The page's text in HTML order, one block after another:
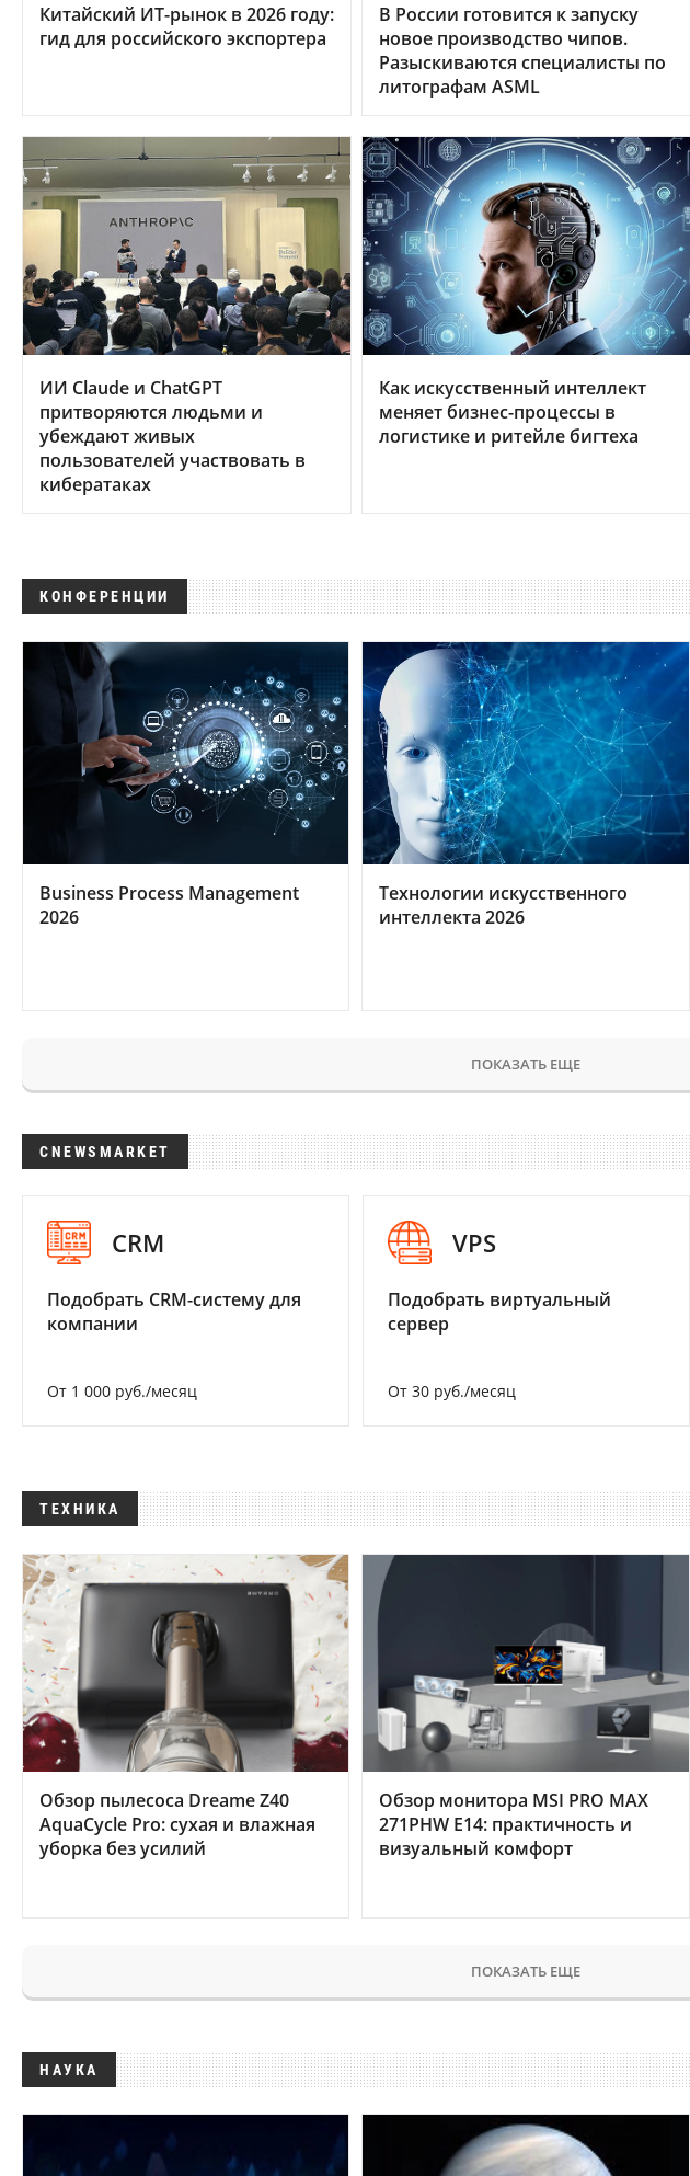
Китайский ИТ-рынок в 2026 году:
гид для российского экспортера
В России готовится к запуску
новое производство чипов.
Разыскиваются специалисты по
литографам ASML
ИИ Claude и ChatGPT
притворяются людьми и
убеждают живых
пользователей участвовать в
кибератаках
Как искусственный интеллект
меняет бизнес-процессы в
логистике и ритейле бигтеха
КОНФЕРЕНЦИИ
Business Process Management
2026
Технологии искусственного
интеллекта 2026
ПОКАЗАТЬ ЕЩЕ
CNEWSMARKET
CRM
Подобрать CRM-систему для
компании
От 1 000 руб./месяц
VPS
Подобрать виртуальный
сервер
От 30 руб./месяц
ТЕХНИКА
Обзор пылесоса Dreame Z40
AquaCycle Pro: сухая и влажная
уборка без усилий
Обзор монитора MSI PRO MAX
271PHW E14: практичность и
визуальный комфорт
ПОКАЗАТЬ ЕЩЕ
НАУКА